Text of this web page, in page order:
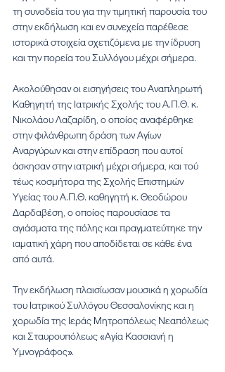
τη συνοδεία του για την τιμητική παρουσία του
στην εκδήλωση και εν συνεχεία παρέθεσε
ιστορικά στοιχεία σχετιζόμενα με την ίδρυση
και την πορεία του Συλλόγου μέχρι σήμερα.
Ακολούθησαν οι εισηγήσεις του Αναπληρωτή
Καθηγητή της Ιατρικής Σχολής του Α.Π.Θ. κ.
Νικολάου Λαζαρίδη, ο οποίος αναφέρθηκε
στην φιλάνθρωπη δράση των Αγίων
Αναργύρων και στην επίδραση που αυτοί
άσκησαν στην ιατρική μέχρι σήμερα, και τού
τέως κοσμήτορα της Σχολής Επιστημών
Υγείας του Α.Π.Θ. καθηγητή κ. Θεοδώρου
Δαρδαβέση, ο οποίος παρουσίασε τα
αγιάσματα της πόλης και πραγματεύτηκε την
ιαματική χάρη που αποδίδεται σε κάθε ένα
από αυτά.
Την εκδήλωση πλαισίωσαν μουσικά η χορωδία
του Ιατρικού Συλλόγου Θεσσαλονίκης και η
χορωδία της Ιεράς Μητροπόλεως Νεαπόλεως
και Σταυρουπόλεως «Αγία Κασσιανή η
Υμνογράφος».